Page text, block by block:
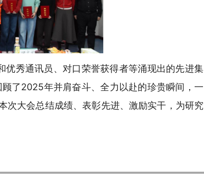
秀通讯员、对口荣誉获得者等涌现出的先进集
了2025年并肩奋斗、全力以赴的珍贵瞬间，一
次大会总结成绩、表彰先进、激励实干，为研究